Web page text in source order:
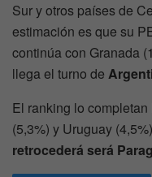
Sur y otros países de
estimación es que su
continúa con Granada
llega el turno de
El ranking lo
(5,3%) y Uruguay
retrocederá será